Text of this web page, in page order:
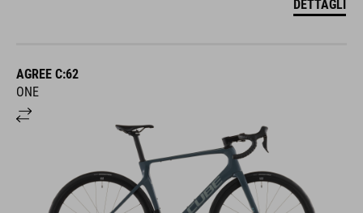
DETTAGLI
AGREE C:62
ONE